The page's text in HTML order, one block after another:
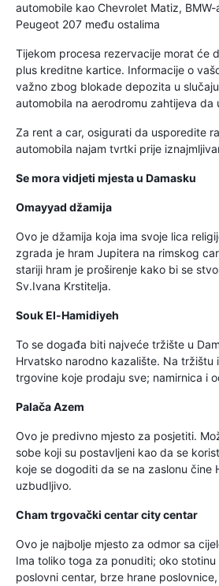
automobile kao Chevrolet Matiz,
Peugeot 207 među ostalima
Tijekom procesa rezervacije morat će
plus kreditne kartice. Informacije o
važno zbog blokade depozita u
automobila na aerodromu zahtijeva da
Za rent a car, osigurati da usporedite
automobila najam tvrtki prije
Se mora vidjeti mjesta u Damasku
Omayyad džamija
Ovo je džamija koja ima svoje lica
zgrada je hram Jupitera na rimskog
stariji hram je proširenje kako bi se
Sv.Ivana Krstitelja.
Souk El-Hamidiyeh
To se događa biti najveće tržište u
Hrvatsko narodno kazalište. Na tržištu
trgovine koje prodaju sve; namirnica i
Palača Azem
Ovo je predivno mjesto za posjetiti.
sobe koji su postavljeni kao da se
koje se dogoditi da se na zaslonu čine
uzbudljivo.
Cham trgovački centar city centar
Ovo je najbolje mjesto za odmor sa
Ima toliko toga za ponuditi; oko
poslovni centar, brze hrane